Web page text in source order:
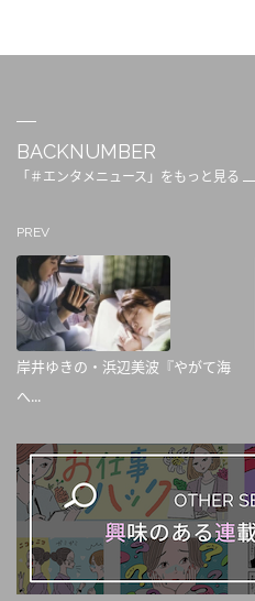
BACKNUMBER
「＃エンタメニュース」をもっと見る
PREV
岸井ゆきの・浜辺美波『やがて海
へ...